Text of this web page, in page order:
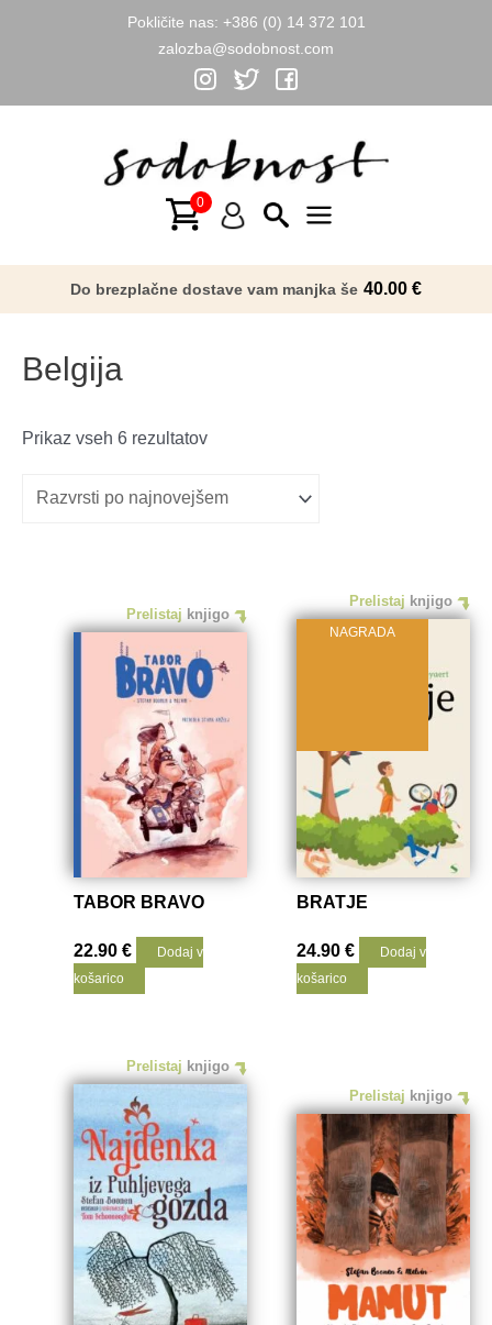
Pokličite nas: +386 (0) 14 372 101
zalozba@sodobnost.com
Menu
Do brezplačne dostave vam manjka še 40.00 €
Belgija
Prikaz vseh 6 rezultatovRazvrščeno
datumu
Prelistaj knjigo
TABOR BRAVO
22.90€
Dodaj v
košarico
Prelistaj knjigo
NAGRADA
BRATJE
24.90€
Dodaj v
košarico
Prelistaj knjigo
Prelistaj knjigo